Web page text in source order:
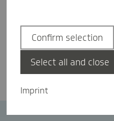
Anne Wunsch
Imprint
Confirm selection
Select all and close